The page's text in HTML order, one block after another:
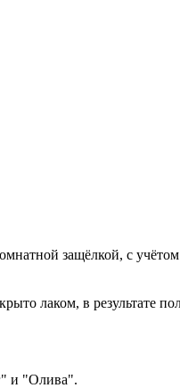
защёлкой, с
лаком, в результате
и "Олива".